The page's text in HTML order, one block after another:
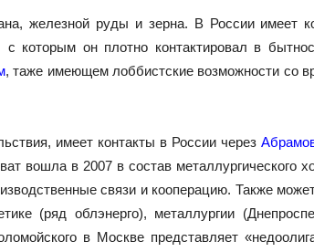
железной руды и зерна. В России имеет
с которым он плотно контактировал в
, таже имеющем лоббистские возможности со
имеет контакты в России через
вошла в 2007 в состав металлургического
связи и кооперацию. Также
(ряд облэнерго), металлургии
в Москве представляет